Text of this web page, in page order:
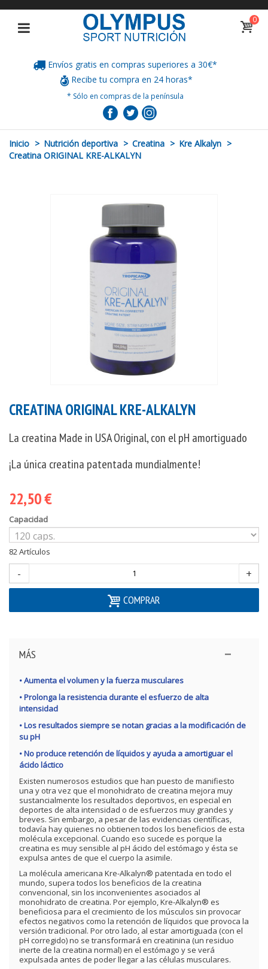
0
Envíos gratis en compras superiores a 30€*
Recibe tu compra en 24 horas*
* Sólo en compras de la península
Inicio > Nutrición deportiva > Creatina > Kre Alkalyn >
Creatina ORIGINAL KRE-ALKALYN
CREATINA ORIGINAL KRE-ALKALYN
La creatina Made in USA Original, con el pH amortiguado
¡La única creatina patentada mundialmente!
22,50 €
Capacidad
82Artículos
-
+
COMPRAR
MÁS
• Aumenta el volumen y la fuerza musculares
• Prolonga la resistencia durante el esfuerzo de alta
intensidad
• Los resultados siempre se notan gracias a la modificación de
su pH
• No produce retención de líquidos y ayuda a amortiguar el
ácido láctico
Existen numerosos estudios que han puesto de manifiesto
una y otra vez que el monohidrato de creatina mejora muy
sustancialmente los resultados deportivos, en especial en
deportes de alta intensidad o de esfuerzos muy grandes y
breves. Sin embargo, a pesar de las evidencias científicas,
todavía hay quienes no obtienen todos los beneficios de esta
molécula excepcional. Cuando eso sucede es porque la
creatina es muy sensible al pH ácido del estómago y ésta se
expulsa antes de que el cuerpo la asimile.
La molécula americana Kre-Alkalyn® patentada en todo el
mundo, supera todos los beneficios de la creatina
convencional, sin los inconvenientes asociados al
monohidrato de creatina. Por ejemplo, Kre-Alkalyn® es
beneficiosa para el crecimiento de los músculos sin provocar
efectos negativos como la retención de líquidos que provoca la
versión tradicional. Por otro lado, al estar amortiguada (con el
pH corregido) no se transformará en creatinina (un residuo
inerte de la creatina normal) en el estómago y se verá
expulsada antes de poder llegar a las células musculares.